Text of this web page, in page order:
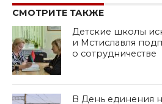
СМОТРИТЕ ТАКЖЕ
Детские школы
и Мстиславля
о сотрудничестве
В День единения